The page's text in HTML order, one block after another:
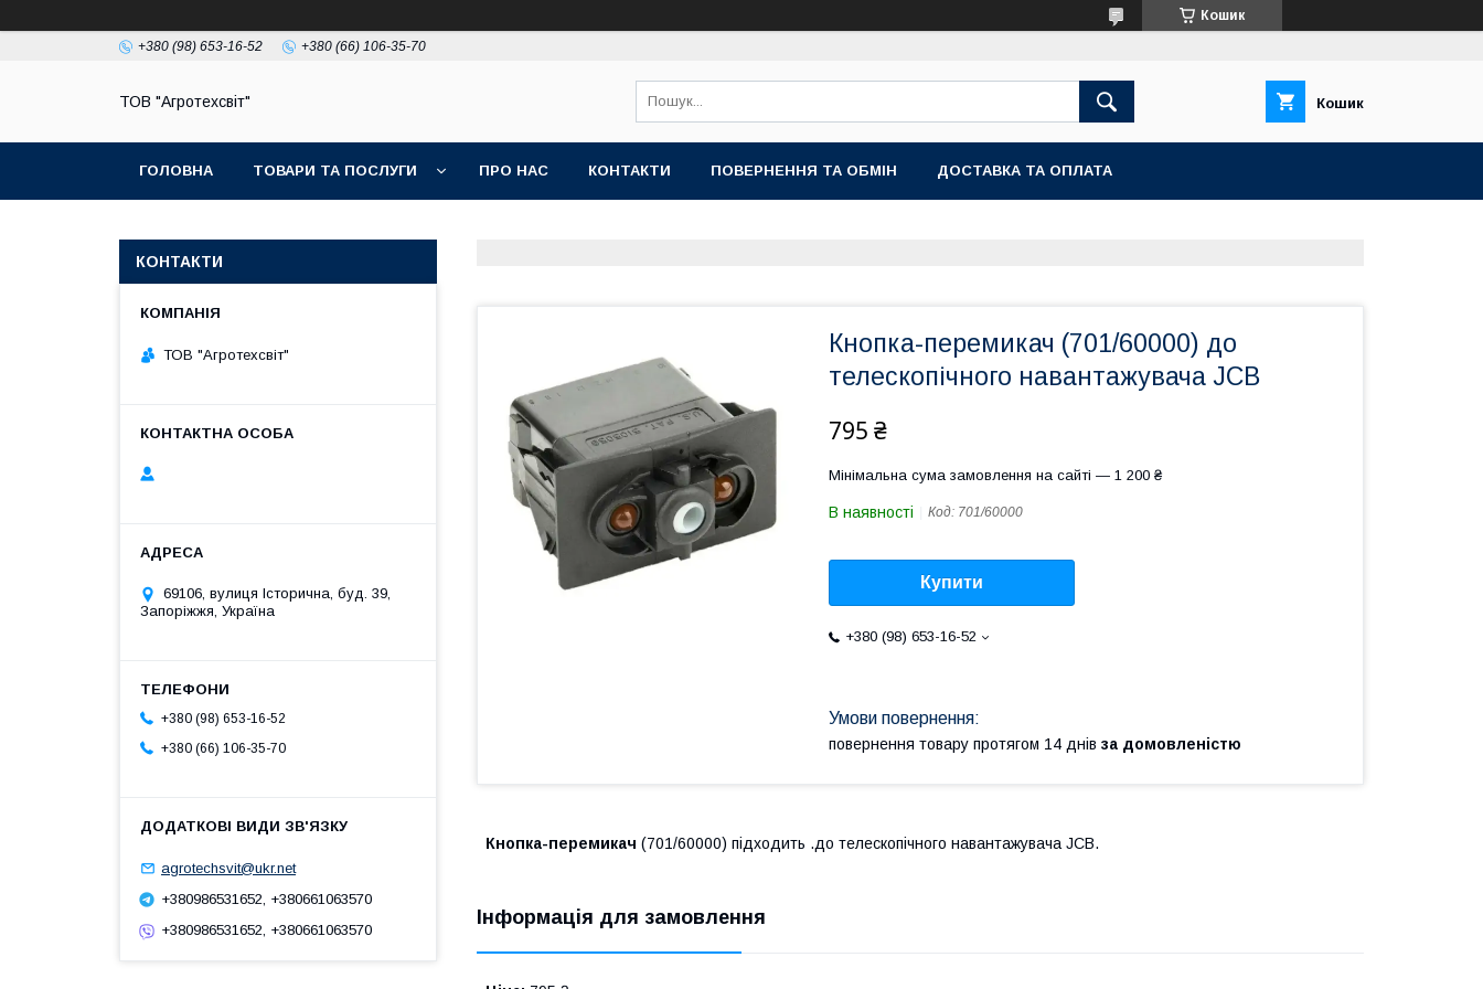
Кошик
+380 (98) 653-16-52 +380 (66) 106-35-70
ТОВ "Агротехсвіт" Кошик
ГОЛОВНА ТОВАРИ ТА ПОСЛУГИ ПРО НАС КОНТАКТИ ПОВЕРНЕННЯ ТА ОБМІН ДОСТАВКА ТА ОПЛАТА
Кнопка-перемикач (701/60000) до
телескопічного навантажувача JCB
795 ₴
Мінімальна сума замовлення на сайті — 1 200 ₴
В наявності Код: 701/60000
Купити
+380 (98) 653-16-52
повернення товару протягом 14 днів за домовленістю
Кнопка-перемикач (701/60000) підходить .до телескопічного навантажувача JCB.
Інформація для замовлення
КОНТАКТИ
ТОВ "Агротехсвіт"
69106, вулиця Історична, буд. 39,
Запоріжжя, Україна
+380 (98) 653-16-52
+380 (66) 106-35-70
agrotechsvit@ukr.net
+380986531652, +380661063570
+380986531652, +380661063570